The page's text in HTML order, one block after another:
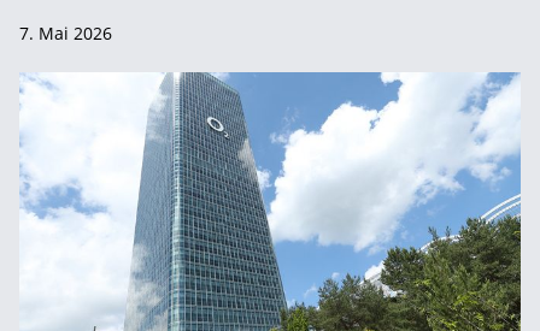
7. Mai 2026